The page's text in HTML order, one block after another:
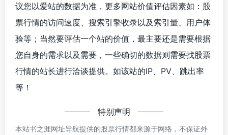
议您以爱站的数据为准，更多网站价值评估因素如：股
票行情的访问速度、搜索引擎收录以及索引量、用户体
验等；当然要评估一个站的价值，最主要还是需要根据
您自身的需求以及需要，一些确切的数据则需要找股票
行情的站长进行洽谈提供。如该站的IP、PV、跳出率
等！
特别声明
本站书之涯网址导航提供的股票行情都来源于网络，不保证外